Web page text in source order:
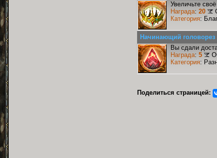
Увеличьте
Награда: 20
Категория:
Начинающий головорез
Вы сдали
Награда: 5
Категория:
Поделиться страницей: